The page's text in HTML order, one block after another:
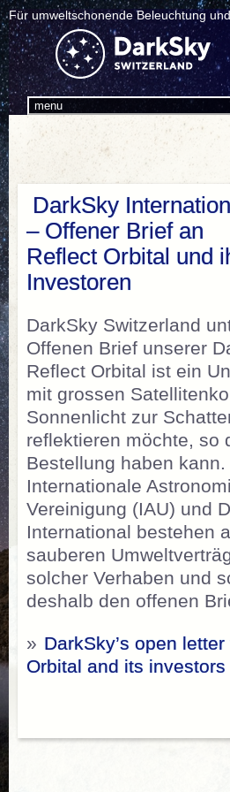
Für umweltschonende Beleuchtung
menu
DarkSky
– Offener Brief an
Reflect Orbital und
Investoren
DarkSky Switzerland
Offenen Brief unserer
Reflect Orbital ist ein
mit grossen
Sonnenlicht zur
reflektieren möchte, so
Bestellung haben kann.
Internationale
Vereinigung (IAU) und
International bestehen
sauberen
solcher Verhaben und
deshalb den offenen
» DarkSky’s open
Orbital and its investors